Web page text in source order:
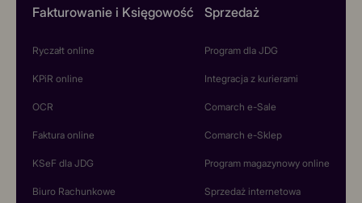
Fakturowanie i Księgowość
Ryczałt online
KPiR online
OCR
Faktura online
KSeF dla JDG
Biuro Rachunkowe
Sprzedaż
Program dla JDG
Integracja z kurierami
Comarch e-Sale
Comarch e-Sklep
Program magazynowy online
Sprzedaż internetowa